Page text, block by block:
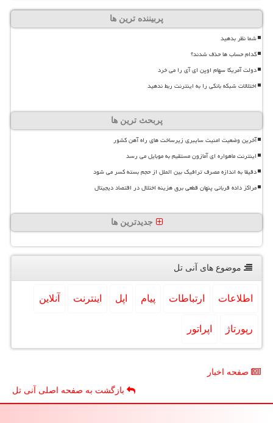
پربیننده ترین ها
شما نظر بدهید
کدام حساب ها حذف شدند؟
دولت آمریکا سهام اوپن ای آی را می خرد
اختلالات شبکه بانکی را به اینترنت ربط ندهید
پربحث ترین ها
آخرین وضعیت امنیت سایبری زیرساخت های راه آهن کشور
اینترنت ماهواره ای آمازون مستقیم به موبایل می رسد
دقیقا به اندازه مصرف ترافیک بین الملل از حجم بسته کسر می شود
مراکز داده قربانی پنهان قطعی برق هزینه اختلال در اقتصاد دیجیتال
جدیدترین ها
موضوع های آنی تل
اطلاعات ارتباطات پیام اپل اینترنت آنلاین
رپورتاژ اپراتور
صفحه اخبار
بازگشت به صفحه اصلی آنی تل